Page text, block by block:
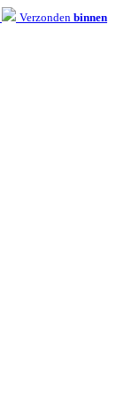
Verzonden binnen